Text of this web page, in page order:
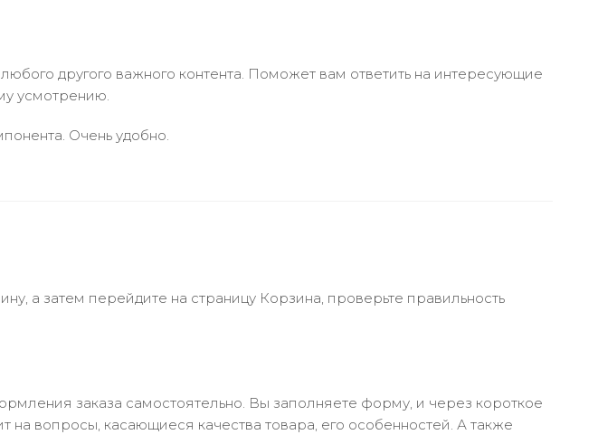
другого важного контента. Поможет вам ответить на интересующие
усмотрению.
Очень удобно.
а затем перейдите на страницу Корзина, проверьте правильность
заказа самостоятельно. Вы заполняете форму, и через короткое
на вопросы, касающиеся качества товара, его особенностей. А также